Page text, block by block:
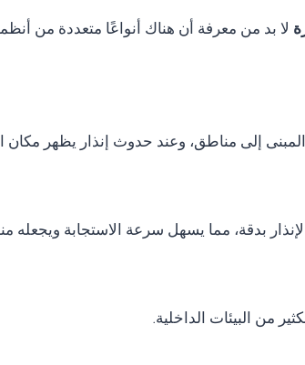
لا بد من معرفة أن هناك أنواعًا متعددة من
إلى مناطق، وعند حدوث إنذار يظهر
بدقة، مما يسهل سرعة الاستجابة ويجعله
من البيئات الداخلية.